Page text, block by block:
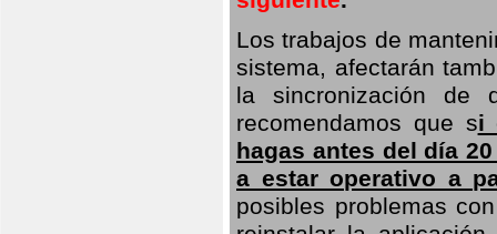
Los trabajos de
sistema, afectarán
la sincronización de
recomendamos que si
hagas antes del día
a estar operativo a
posibles problemas